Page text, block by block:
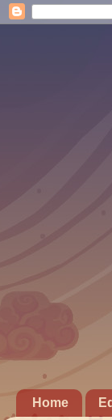
Home